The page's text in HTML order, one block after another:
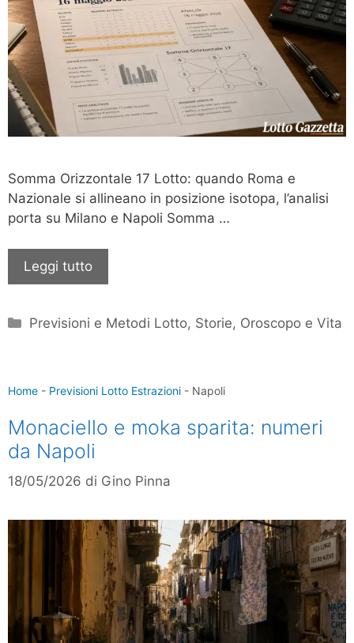
Somma Orizzontale 17 Lotto: quando Roma e
Nazionale si allineano in posizione isotopa, l’analisi
porta su Milano e Napoli Somma …
Leggi tutto
Categorie
Previsioni e Metodi Lotto, Storie, Oroscopo e Vita
Home - Previsioni Lotto Estrazioni - Napoli
Monaciello e moka sparita: numeri
da Napoli
18/05/2026 di Gino Pinna